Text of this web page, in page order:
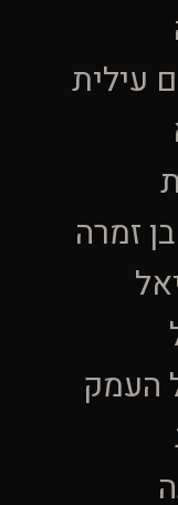
עילית
זמרה
העמק